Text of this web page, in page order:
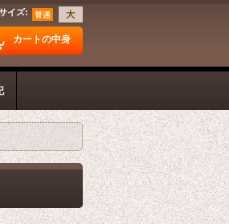
イズ:
カートの中身